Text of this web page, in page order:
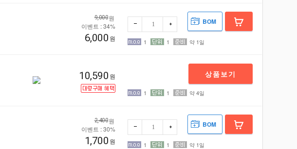
9,000원
이벤트 : 34%
6,000 원
BOM
1 1 약 1일
10,590 원 상품보기
1 1 약 4일
2,400원
이벤트 : 30%
1,700 원
BOM
1 1 약 1일